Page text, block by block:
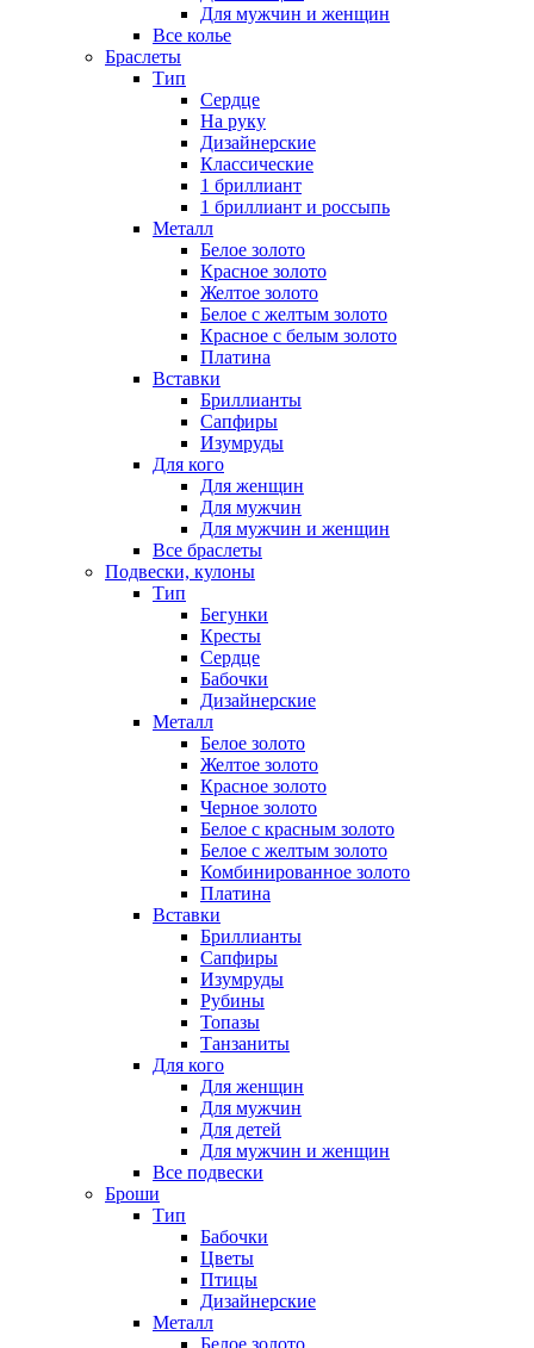
Для мужчин и женщин
Все колье
Браслеты
Тип
Сердце
На руку
Дизайнерские
Классические
1 бриллиант
1 бриллиант и россыпь
Металл
Белое золото
Красное золото
Желтое золото
Белое с желтым золото
Красное с белым золото
Платина
Вставки
Бриллианты
Сапфиры
Изумруды
Для кого
Для женщин
Для мужчин
Для мужчин и женщин
Все браслеты
Подвески, кулоны
Тип
Бегунки
Кресты
Сердце
Бабочки
Дизайнерские
Металл
Белое золото
Желтое золото
Красное золото
Черное золото
Белое с красным золото
Белое с желтым золото
Комбинированное золото
Платина
Вставки
Бриллианты
Сапфиры
Изумруды
Рубины
Топазы
Танзаниты
Для кого
Для женщин
Для мужчин
Для детей
Для мужчин и женщин
Все подвески
Броши
Тип
Бабочки
Цветы
Птицы
Дизайнерские
Металл
Белое золото